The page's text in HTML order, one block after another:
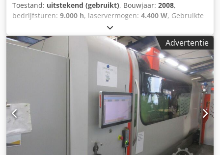
Toestand: uitstekend (gebruikt), Bouwjaar: 2008,
bedrijfsturen: 9.000 h, laservermogen: 4.400 W, Gebruikte
zeer schone Bystronic Bystar 3015 4.4kW te koop / flatbed
industriële cnc laser te koop Bystronic ByStar 3015 4,4kW
MERK: BYSTRONIC JAAR: 2008 MODEL: ByStar 3015
TOEPASSINGSTYPE: LASERSNIJDEN LOCATIE: VERENIGD
KONINKRIJK TYPE MACHINE LASERSNIJMACHINES (CO2)
Cjdpfx Agsr Hcmrsrjha Volledig onderhouden en goed
onderhouden MERK BESTURINGSEENHEID: BYSTRONIC
Technische informatie MERK: BYSTRONIC
LASERVERMOGEN: 4,4KW / 4400 watt LASER TYPE: CO2
LASER MERK: BYLASER 4400 BEWEGING X-AS BEWEGING:
3000 MM Y-AS BEWEGING: 1500 MM Machine-uren: Snij-
uren: 9,000 EXTRA UITRUSTING - DOORPOS - CUT-
CONTROL - 2 SNIJKOPPEN (5″, 7,5″)
Advertentie